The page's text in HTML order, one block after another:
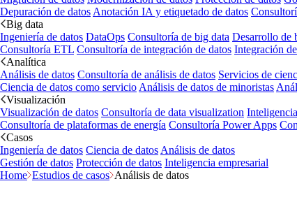
Depuración de datos Anotación IA y etiquetado de datos
Big data
Ingeniería de datos DataOps Consultoría de big data Desarrollo de
Consultoría ETL Consultoría de integración de datos Integración
Analítica
Análisis de datos Consultoría de análisis de datos Servicios de
Ciencia de datos como servicio Análisis de datos de minoristas
Visualización
Visualización de datos Consultoría de data visualization
Consultoría de plataformas de energía Consultoría Power Apps
Casos
Ingeniería de datos Ciencia de datos Análisis de datos
Gestión de datos Protección de datos Inteligencia empresarial
Home Estudios de casos Análisis de datos